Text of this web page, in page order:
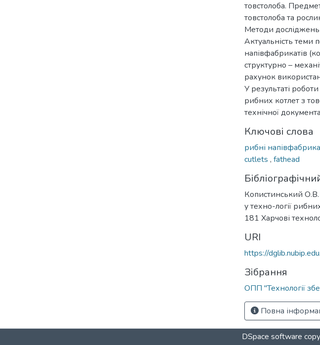
товстолоба.
товстолоба та
Методи досліджень
Актуальність теми
напівфабрикатів
структурно –
рахунок
У результаті
рибних котлет з
технічної
Ключові слова
рибні
cutlets , fathead
Копистинський
у техно-логії
181 Харчові
URI
https://
Зібрання
ОПП "Технології
Повна
DSpace software